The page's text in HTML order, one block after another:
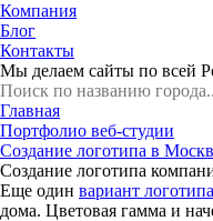
Компания
Блог
Контакты
Мы делаем сайты по всей
Главная
Портфолио веб-студии
Создание логотипа в
Создание логотипа
Еще один вариант логотипа
дома. Цветовая гамма и